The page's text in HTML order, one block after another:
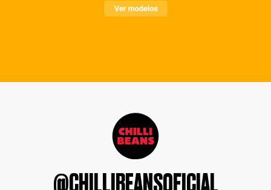
@CHILLIBEANSOFICIAL